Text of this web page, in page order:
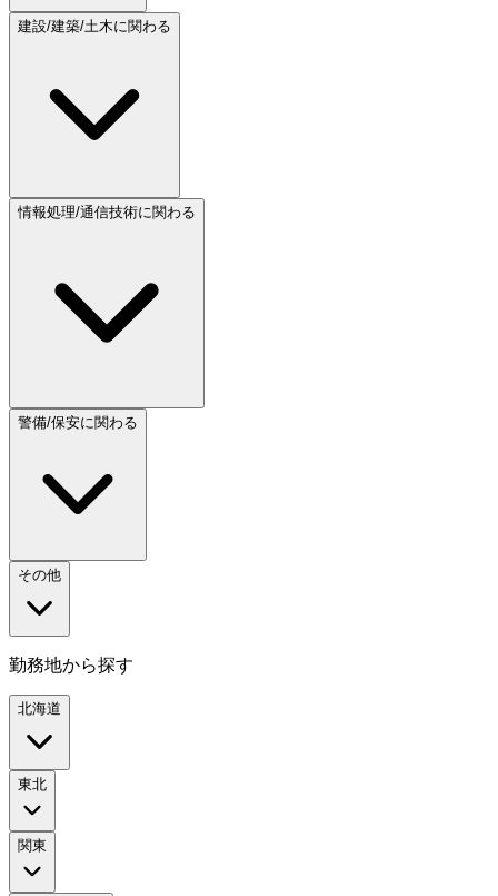
建設/建築/土木に関わる
情報処理/通信技術に関わる
警備/保安に関わる
その他
勤務地から探す
北海道
東北
関東